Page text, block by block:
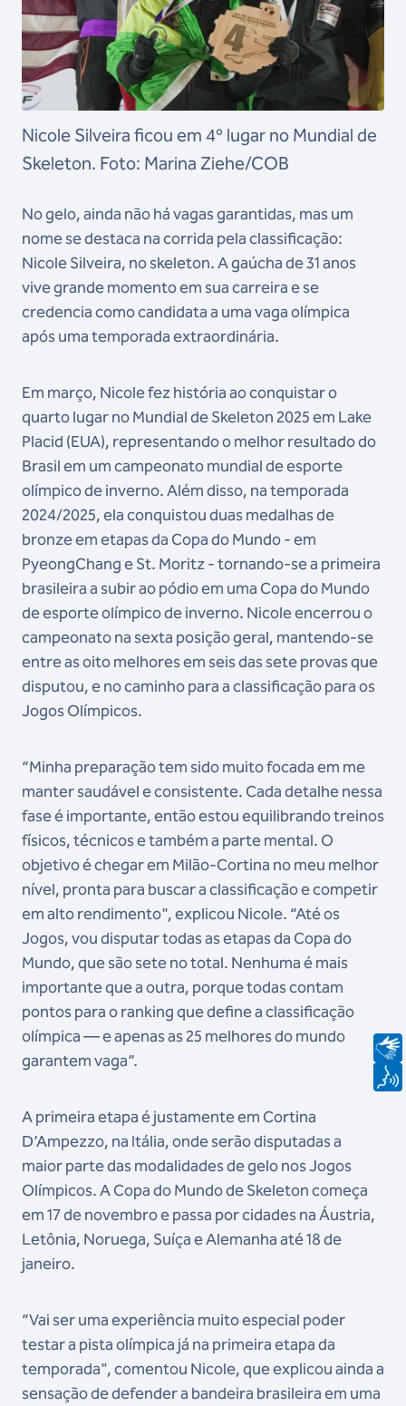
Nicole Silveira ficou em 4º lugar no Mundial de
Skeleton. Foto: Marina Ziehe/COB
No gelo, ainda não há vagas garantidas, mas um
nome se destaca na corrida pela classificação:
Nicole Silveira, no skeleton. A gaúcha de 31 anos
vive grande momento em sua carreira e se
credencia como candidata a uma vaga olímpica
após uma temporada extraordinária.
Em março, Nicole fez história ao conquistar o
quarto lugar no Mundial de Skeleton 2025 em Lake
Placid (EUA), representando o melhor resultado do
Brasil em um campeonato mundial de esporte
olímpico de inverno. Além disso, na temporada
2024/2025, ela conquistou duas medalhas de
bronze em etapas da Copa do Mundo - em
PyeongChang e St. Moritz - tornando-se a primeira
brasileira a subir ao pódio em uma Copa do Mundo
de esporte olímpico de inverno. Nicole encerrou o
campeonato na sexta posição geral, mantendo-se
entre as oito melhores em seis das sete provas que
disputou, e no caminho para a classificação para os
Jogos Olímpicos.
“Minha preparação tem sido muito focada em me
manter saudável e consistente. Cada detalhe nessa
fase é importante, então estou equilibrando treinos
físicos, técnicos e também a parte mental. O
objetivo é chegar em Milão-Cortina no meu melhor
nível, pronta para buscar a classificação e competir
em alto rendimento", explicou Nicole. “Até os
Jogos, vou disputar todas as etapas da Copa do
Mundo, que são sete no total. Nenhuma é mais
importante que a outra, porque todas contam
pontos para o ranking que define a classificação
olímpica — e apenas as 25 melhores do mundo
garantem vaga”.
A primeira etapa é justamente em Cortina
D’Ampezzo, na Itália, onde serão disputadas a
maior parte das modalidades de gelo nos Jogos
Olímpicos. A Copa do Mundo de Skeleton começa
em 17 de novembro e passa por cidades na Áustria,
Letônia, Noruega, Suíça e Alemanha até 18 de
janeiro.
“Vai ser uma experiência muito especial poder
testar a pista olímpica já na primeira etapa da
temporada", comentou Nicole, que explicou ainda a
sensação de defender a bandeira brasileira em uma